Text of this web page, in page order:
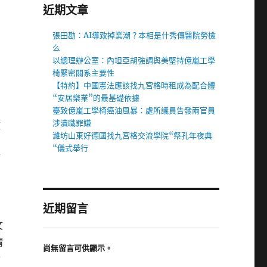
近期文章
張田勘：AI導致掉業潮？本相是什秀傳醫院勞檢
么
以總理辦公室：內坦亞胡強調與美堅持億嵐工學
椅緊密關系主要性
【特約】中國憲法應該找九宮格時租成為配合體
“安居樂業”的最基礎依據
臺致億嵐工學椅癌油風暴：處所議員告發兩官員
涉瀆職罪嫌
濰坊山東好德國找九宮格交流學院“祭孔年夜典
“儀式舉行
近期留言
尚無留言可供顯示。